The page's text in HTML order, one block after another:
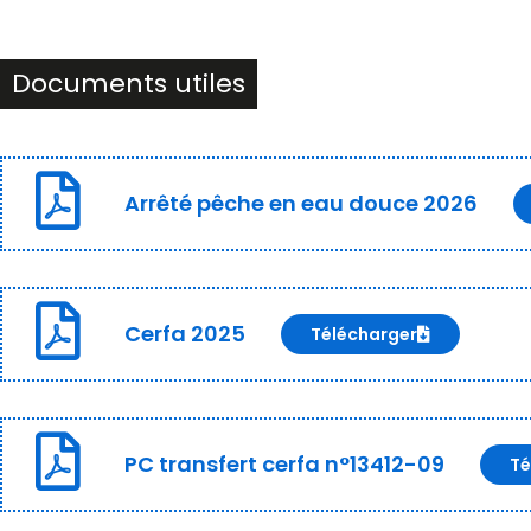
Documents utiles
Arrêté pêche en eau douce 2026
Cerfa 2025 Télécharger
PC transfert cerfa n°13412-09